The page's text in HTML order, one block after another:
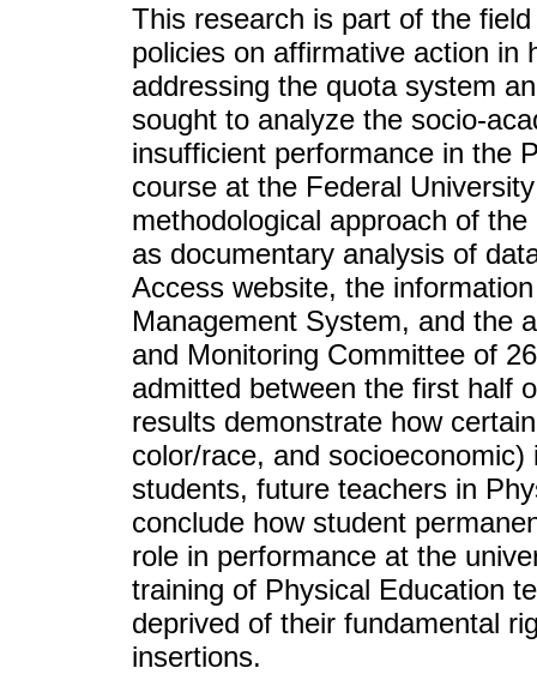
This research is part of the
policies on affirmative action in
addressing the quota system
sought to analyze the socio-
insufficient performance in the
course at the Federal
methodological approach of
as documentary analysis of
Access website, the
Management System, and the
and Monitoring Committee of
admitted between the first half
results demonstrate how
color/race, and
students, future teachers in
conclude how student
role in performance at the
training of Physical Education
deprived of their fundamental
insertions.